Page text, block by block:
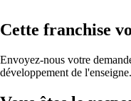
Cette franchise
Envoyez-nous votre
développement de